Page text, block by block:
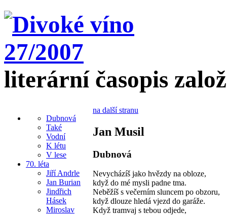
literární časopis
Dubnová
Také
Vodní
K létu
V lese
70. léta
Jiří Andrle
Jan Burian
Jindřich
Hásek
Miroslav
na další stranu
Jan Musil
Dubnová
Nevycházíš jako hvězdy na obloze,
když do mé mysli padne tma.
Neběžíš s večerním sluncem po obzoru,
když dlouze hledá vjezd do garáže.
Když tramvaj s tebou odjede,